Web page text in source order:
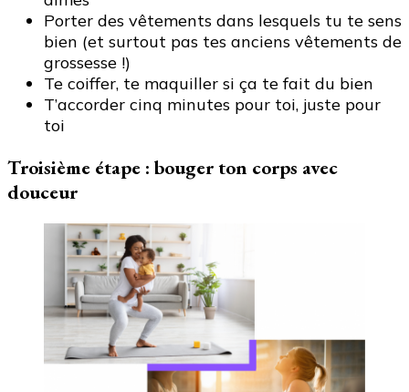
Porter des vêtements dans lesquels tu te sens
bien (et surtout pas tes anciens vêtements de
grossesse !)
Te coiffer, te maquiller si ça te fait du bien
T’accorder cinq minutes pour toi, juste pour
toi
Troisième étape : bouger ton corps avec
douceur